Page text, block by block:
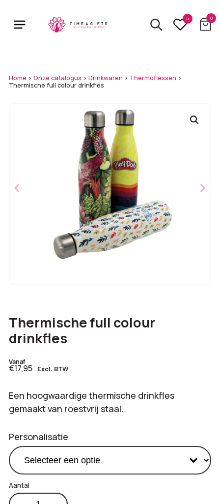
main
0 0
Home > Onze catalogus > Drinkwaren > Thermoflessen >
Thermische full colour drinkfles
Thermische full colour
drinkfles
Vanaf
€17,95 Excl. BTW
Een hoogwaardige thermische drinkfles
gemaakt van roestvrij staal.
Personalisatie
Thermische